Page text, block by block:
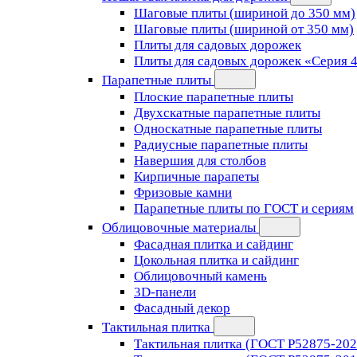
Шаговые плиты (шириной до 350 мм)
Шаговые плиты (шириной от 350 мм)
Плиты для садовых дорожек
Плиты для садовых дорожек «Серия
Парапетные плиты
Плоские парапетные плиты
Двухскатные парапетные плиты
Односкатные парапетные плиты
Радиусные парапетные плиты
Навершия для столбов
Кирпичные парапеты
Фризовые камни
Парапетные плиты по ГОСТ и сериям
Облицовочные материалы
Фасадная плитка и сайдинг
Цокольная плитка и сайдинг
Облицовочный камень
3D-панели
Фасадный декор
Тактильная плитка
Тактильная плитка (ГОСТ Р52875-